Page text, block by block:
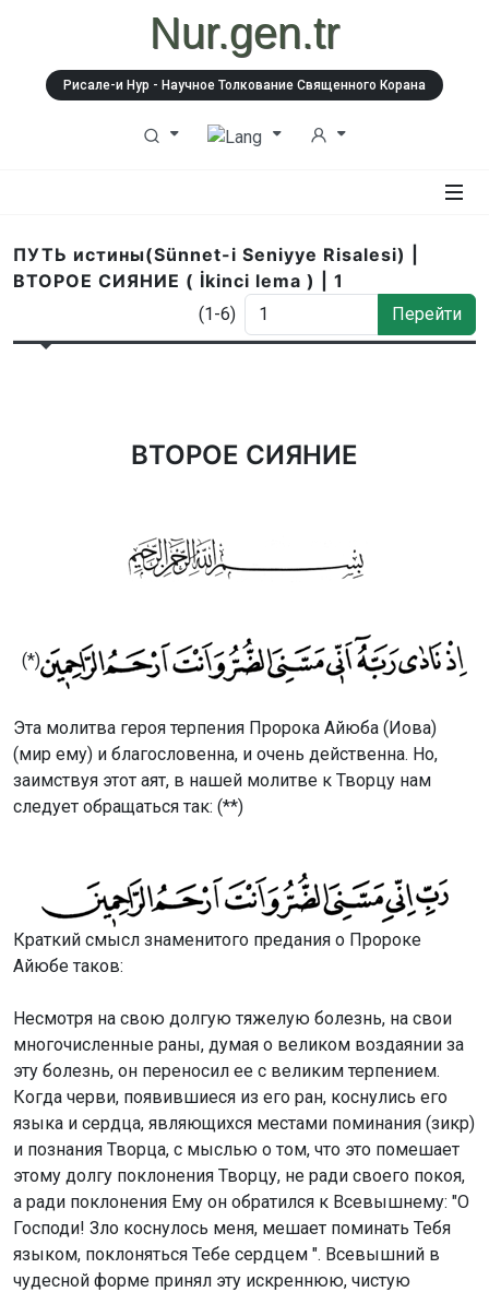
Nur.gen.tr
Рисале-и Нур - Научное Толкование Священного Корана
ПУТЬ истины(Sünnet-i Seniyye Risalesi) |
ВТОРОЕ СИЯНИЕ ( İkinci lema ) | 1
(1-6) Перейти
ВТОРОЕ СИЯНИЕ
(*)
Эта молитва героя терпения Пророка Айюба (Иова)
(мир ему) и благословенна, и очень действенна. Но,
заимствуя этот аят, в нашей молитве к Творцу нам
следует обращаться так: (**)
Краткий смысл знаменитого предания о Пророке
Айюбе таков:
Несмотря на свою долгую тяжелую болезнь, на свои
многочисленные раны, думая о великом воздаянии за
эту болезнь, он переносил ее с великим терпением.
Когда черви, появившиеся из его ран, коснулись его
языка и сердца, являющихся местами поминания (зикр)
и познания Творца, с мыслью о том, что это помешает
этому долгу поклонения Творцу, не ради своего покоя,
а ради поклонения Ему он обратился к Всевышнему: "О
Господи! Зло коснулось меня, мешает поминать Тебя
языком, поклоняться Тебе сердцем ". Всевышний в
чудесной форме принял эту искреннюю, чистую